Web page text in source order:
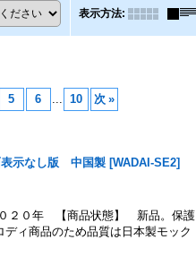
表示方法:
5 6 ... 10 次 »
示なし版 中国製 [WADAI-SE2]
２０年 【商品状態】 新品。保護
ィ商品のため品質は日本製モック